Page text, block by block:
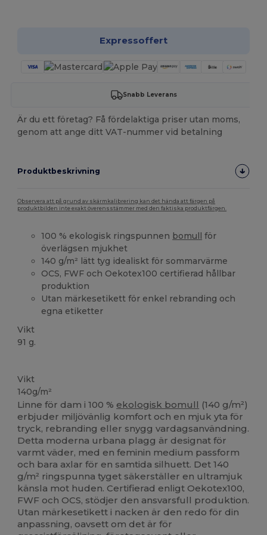
Expressoffert
Snabb Leverans
Är du ett företag? Få fördelaktiga priser utan moms,
genom att ange ditt VAT-nummer vid betalning
Produktbeskrivning
Observera att på grund av skärmkalibrering kan det hända att färgen på
produktbilden inte exakt överensstämmer med den faktiska produktfärgen.
100 % ekologisk ringspunnen bomull för
överlägsen mjukhet
140 g/m² lätt tyg idealiskt för sommarvärme
OCS, FWF och Oekotex100 certifierad hållbar
produktion
Utan märkesetikett för enkel rebranding och
egna etiketter
Vikt
91 g.
Vikt
140g/m²
Linne för dam i 100 % ekologisk bomull (140 g/m²)
erbjuder miljövänlig komfort och en mjuk yta för
tryck, rebranding eller snygg vardagsanvändning.
Detta moderna urbana plagg är designat för
varmt väder, med en feminin medium passform
och bara axlar för en samtida silhuett. Det 140
g/m² ringspunna tyget säkerställer en ultramjuk
känsla mot huden. Certifierad enligt Oekotex100,
FWF och OCS, stödjer den ansvarsfull produktion.
Utan märkesetikett i nacken är den redo för din
anpassning, oavsett om det är för